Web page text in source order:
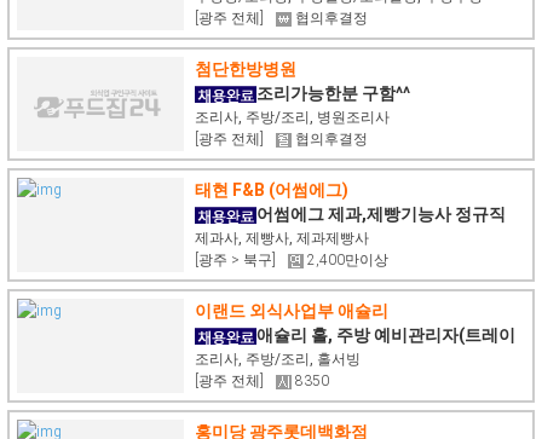
[광주 전체]
협의후결정
첨단한방병원
조리가능한분 구함^^
조리사, 주방/조리, 병원조리사
[광주 전체]
협의후결정
태현 F&B (어썸에그)
어썸에그 제과,제빵기능사 정규직
채용
제과사, 제빵사, 제과제빵사
[광주 > 북구]
2,400만이상
이랜드 외식사업부 애슐리
애슐리 홀, 주방 예비관리자(트레이
너) 2분기 채용
조리사, 주방/조리, 홀서빙
[광주 전체]
8350
홍미당 광주롯데백화점